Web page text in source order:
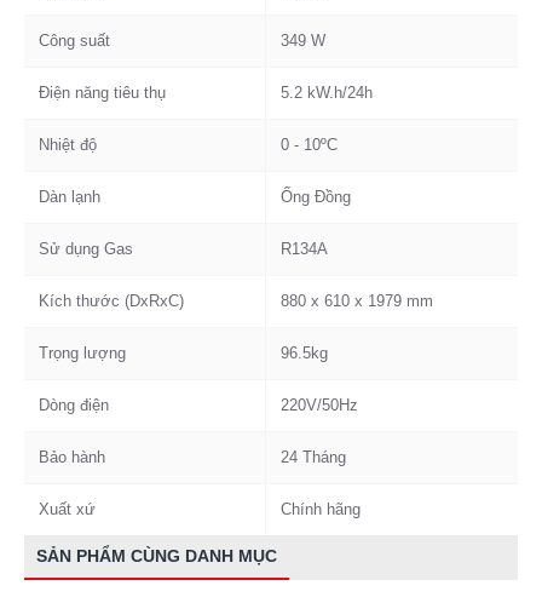
Công suất 349 W
Điện năng tiêu thụ 5.2 kW.h/24h
Nhiệt độ 0 - 10ºC
Dàn lạnh Ống Đồng
Sử dụng Gas R134A
Kích thước (DxRxC) 880 x 610 x 1979 mm
Trọng lượng 96.5kg
Dòng điện 220V/50Hz
Bảo hành 24 Tháng
Xuất xứ Chính hãng
SẢN PHẨM CÙNG DANH MỤC